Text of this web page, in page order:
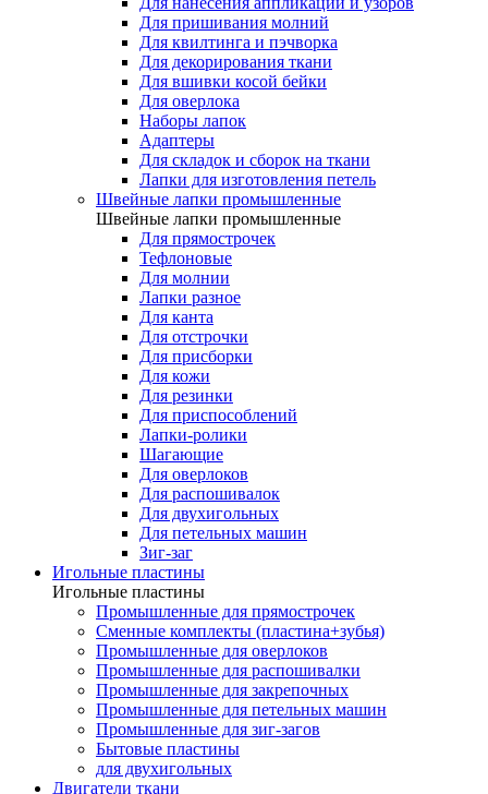
Для пришивания молний
Для квилтинга и пэчворка
Для декорирования ткани
Для вшивки косой бейки
Для оверлока
Наборы лапок
Адаптеры
Для складок и сборок на ткани
Лапки для изготовления петель
Швейные лапки промышленные
Швейные лапки промышленные
Для прямострочек
Тефлоновые
Для молнии
Лапки разное
Для канта
Для отстрочки
Для присборки
Для кожи
Для резинки
Для приспособлений
Лапки-ролики
Шагающие
Для оверлоков
Для распошивалок
Для двухигольных
Для петельных машин
Зиг-заг
Игольные пластины
Игольные пластины
Промышленные для прямострочек
Сменные комплекты (пластина+зубья)
Промышленные для оверлоков
Промышленные для распошивалки
Промышленные для закрепочных
Промышленные для петельных машин
Промышленные для зиг-загов
Бытовые пластины
для двухигольных
Двигатели ткани